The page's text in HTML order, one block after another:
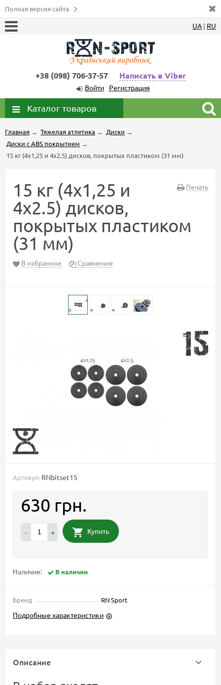
Полная версия сайта
UA | RU
+38 (098) 706-37-57 Написать в Viber
Войти Регистрация
Каталог товаров
Главная → Тяжелая атлетика → Диски →
Диски с ABS покрытием →
15 кг (4x1,25 и 4x2.5) дисков, покрытых пластиком (31 мм)
Печать
15 кг (4x1,25 и
4x2.5) дисков,
покрытых пластиком
(31 мм)
В избранное Сравнение
Артикул: RNbitset15
630 грн.
- + Купить
Наличие: В наличии
Бренд RN Sport
Подробные характеристики
Описание